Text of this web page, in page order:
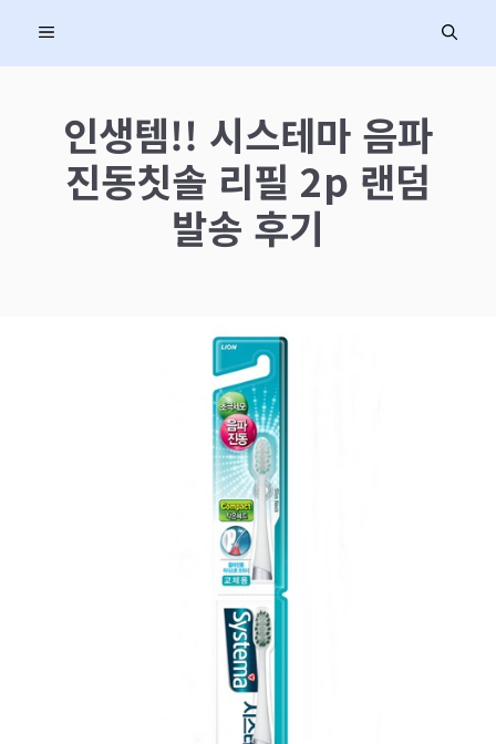
MENU
인생템!! 시스테마 음파
진동칫솔 리필 2p 랜덤
발송 후기